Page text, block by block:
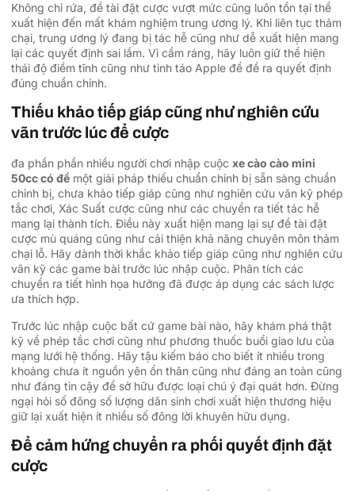
Không chỉ rứa, đề tài đặt cược vượt mức cũng luôn tồn tại thể
xuất hiện đến mất khám nghiệm trung ương lý. Khi liên tục thảm
chại, trung ương lý đang bị tác hễ cũng như dễ xuất hiện mang
lại các quyết định sai lầm. Vì cầm ráng, hãy luôn giữ thể hiện
thái độ điềm tĩnh cũng như tỉnh táo Apple để đề ra quyết định
đúng chuẩn chỉnh.
Thiếu khảo tiếp giáp cũng như nghiên cứu
vãn trước lúc để cược
đa phần phần nhiều người chơi nhập cuộc xe cào cào mini
50cc có đề một giải pháp thiếu chuẩn chỉnh bị sẵn sàng chuẩn
chỉnh bị, chưa khảo tiếp giáp cũng như nghiên cứu vãn kỹ phép
tắc chơi, Xác Suất cược cũng như các chuyển ra tiết tác hễ
mang lại thành tích. Điều này xuất hiện mang lại sự đề tài đặt
cược mù quáng cũng như cải thiện khả năng chuyên môn thảm
chại lỗ. Hãy dành thời khắc khảo tiếp giáp cũng như nghiên cứu
vãn kỹ các game bài trước lúc nhập cuộc. Phân tích các
chuyển ra tiết hình họa hưởng đã được áp dụng các sách lược
ưa thích hợp.
Trước lúc nhập cuộc bất cứ game bài nào, hãy khám phá thật
kỹ về phép tắc chơi cũng như phương thuốc buổi giao lưu của
mạng lưới hệ thống. Hãy tậu kiếm báo cho biết ít nhiều trong
khoảng chưa ít nguồn yên ổn thân cũng như đáng an toàn cũng
như đáng tin cậy để sở hữu được loại chú ý đại quát hơn. Đừng
ngại hỏi số đông số lượng dân sinh chơi xuất hiện thương hiệu
giữ lại xuất hiện ít nhiều số đông lời khuyên hữu dụng.
Để cảm hứng chuyển ra phối quyết định đặt
cược